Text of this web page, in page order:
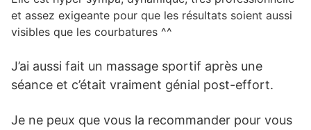
et assez exigeante pour que les résultats soient aussi
visibles que les courbatures ^^
J’ai aussi fait un massage sportif après une
séance et c’était vraiment génial post-effort.
Je ne peux que vous la recommander pour vous